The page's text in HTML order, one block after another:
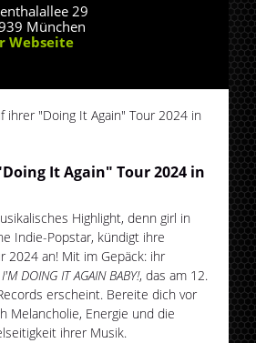
29
München
Webseite
ihrer "Doing It Again" Tour 2024 in
It Again" Tour 2024 in
Highlight, denn girl in
Indie-Popstar, kündigt ihre
2024 an! Mit im Gepäck: ihr
I'M DOING IT AGAIN BABY!, das am 12.
erscheint. Bereite dich vor
Melancholie, Energie und die
ihrer Musik.